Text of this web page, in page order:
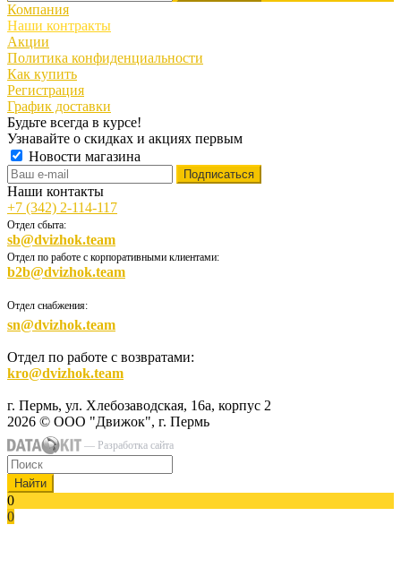
Компания
Наши контракты
Акции
Политика конфиденциальности
Как купить
Регистрация
График доставки
Будьте всегда в курсе!
Узнавайте о скидках и акциях первым
Новости магазина
Наши контакты
+7 (342) 2-114-117
Отдел сбыта:
sb@dvizhok.team
Отдел по работе с корпоративными клиентами:
b2b@dvizhok.team
Отдел снабжения:
sn@dvizhok.team
Отдел по работе с возвратами:
kro@dvizhok.team
г. Пермь, ул. Хлебозаводская, 16а, корпус 2
2026 © ООО "Движок", г. Пермь
— Разработка сайта
Найти
0
0